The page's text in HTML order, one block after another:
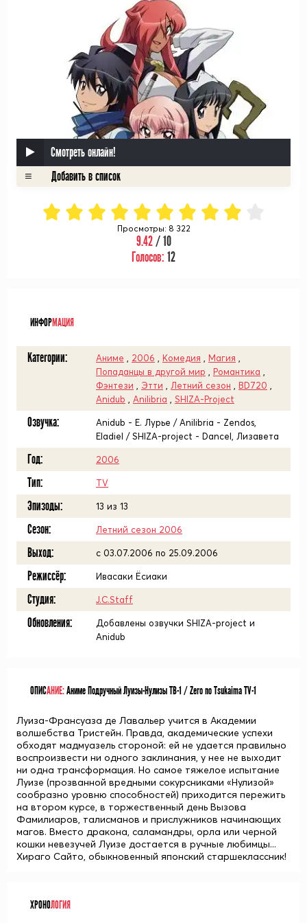
Смотреть онлайн!
Просмотры: 8 322
9.42/ 10
Голосов: 12
ИНФОРМАЦИЯ
Категории: Аниме 2006 Комедия Магия
Попаданцы в другой мир
Романтика
Фэнтези
Этти Летний сезон BD720
Anidub
Anilibria SHIZA-Project
Озвучка:
Anidub - Е. Лурье / Anilibria - Zendos,
Eladiel / SHIZA-project - Dancel, Лизавета
Год: 2006
Тип: TV
Эпизоды: 13 из 13
Сезон: Летний сезон 2006
Выход: c 03.07.2006 по 25.09.2006
Режиссёр: Ивасаки Ёсиаки
Студия: J.C.Staff
Обновления:
Добавлены озвучки SHIZA-project и
Anidub
ОПИСАНИЕ:Аниме Подручный Луизы-Нулизы ТВ-1 / Zero no Tsukaima TV-1
Луиза-Франсуаза де Лавальер учится в Академии
волшебства Тристейн. Правда, академические успехи
обходят мадмуазель стороной: ей не удается правильно
воспроизвести ни одного заклинания, у нее не выходит
ни одна трансформация. Но самое тяжелое испытание
Луизе (прозванной вредными сокурсниками «Нулизой»
сообразно уровню способностей) приходится пережить
на втором курсе, в торжественный день Вызова
Фамилиаров, талисманов и прислужников начинающих
магов. Вместо дракона, саламандры, орла или черной
кошки невезучей Луизе достается в ручные любимцы...
Хираго Сайто, обыкновенный японский старшеклассник!
ХРОНОЛОГИЯ